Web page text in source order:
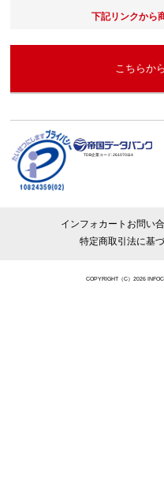
下記リンクから
こちらか
TDB企業コード:261070114
インフォカートお問い
特定商取引法に基
COPYRIGHT（C）2026